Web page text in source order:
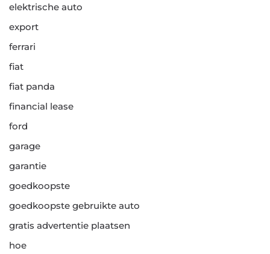
elektrische auto
export
ferrari
fiat
fiat panda
financial lease
ford
garage
garantie
goedkoopste
goedkoopste gebruikte auto
gratis advertentie plaatsen
hoe